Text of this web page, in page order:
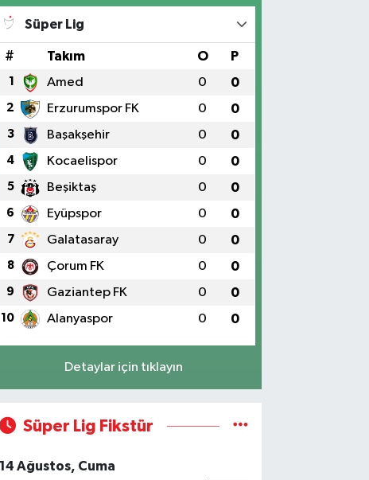
Süper Lig
# Takım O P
1 Amed 0 0
2 Erzurumspor FK 0 0
3 Başakşehir 0 0
4 Kocaelispor 0 0
5 Beşiktaş 0 0
6 Eyüpspor 0 0
7 Galatasaray 0 0
8 Çorum FK 0 0
9 Gaziantep FK 0 0
10 Alanyaspor 0 0
Detaylar için tıklayın
Süper Lig Fikstür
14 Ağustos, Cuma